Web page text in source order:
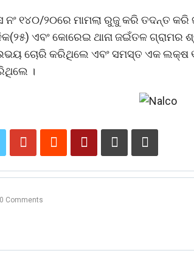
୧୪୦/୨୦ରେ ମାମଲା ରୁଜୁ କରି ତଦନ୍ତ କରି
ଏବଂ କୋରେଇ ଥାନା ଜଇଁତଳ
ଚୋରି କରିଥିଲେ ଏବଂ ସମସ୍ତ ଏକ ଲକ୍ଷ
।
0 Comments